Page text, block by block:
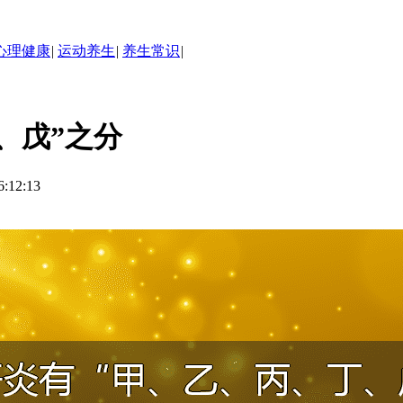
理健康| 运动养生| 养生常识|
戊”之分